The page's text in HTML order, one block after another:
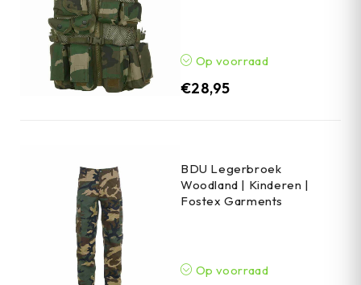
Op voorraad
€28,95
BDU Legerbroek
Woodland | Kinderen |
Fostex Garments
Op voorraad